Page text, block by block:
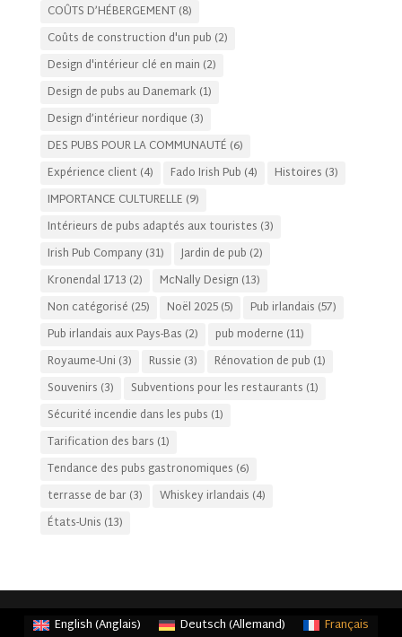
COÛTS D’HÉBERGEMENT(8)
Coûts de construction d'un pub (2)
Design d'intérieur clé en main (2)
Design de pubs au Danemark (1)
Design d’intérieur nordique (3)
DES PUBS POUR LA COMMUNAUTÉ (6)
Expérience client (4) Fado Irish Pub (4) Histoires (3)
IMPORTANCE CULTURELLE (9)
Intérieurs de pubs adaptés aux touristes (3)
Irish Pub Company (31) Jardin de pub (2)
Kronendal 1713 (2) McNally Design (13)
Non catégorisé (25) Noël 2025(5) Pub irlandais (57)
Pub irlandais aux Pays-Bas (2) pub moderne (11)
Royaume-Uni (3) Russie (3) Rénovation de pub (1)
Souvenirs (3) Subventions pour les restaurants (1)
Sécurité incendie dans les pubs (1)
Tarification des bars (1)
Tendance des pubs gastronomiques (6)
terrasse de bar(3) Whiskey irlandais (4)
États-Unis (13)
English(Anglais) Deutsch(Allemand) Français